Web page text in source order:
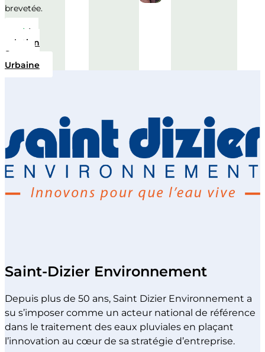
brevetée.
La
solution
Source
Urbaine
Saint-Dizier Environnement
Depuis plus de 50 ans, Saint Dizier Environnement a
su s’imposer comme un acteur national de référence
dans le traitement des eaux pluviales en plaçant
l’innovation au cœur de sa stratégie d’entreprise.